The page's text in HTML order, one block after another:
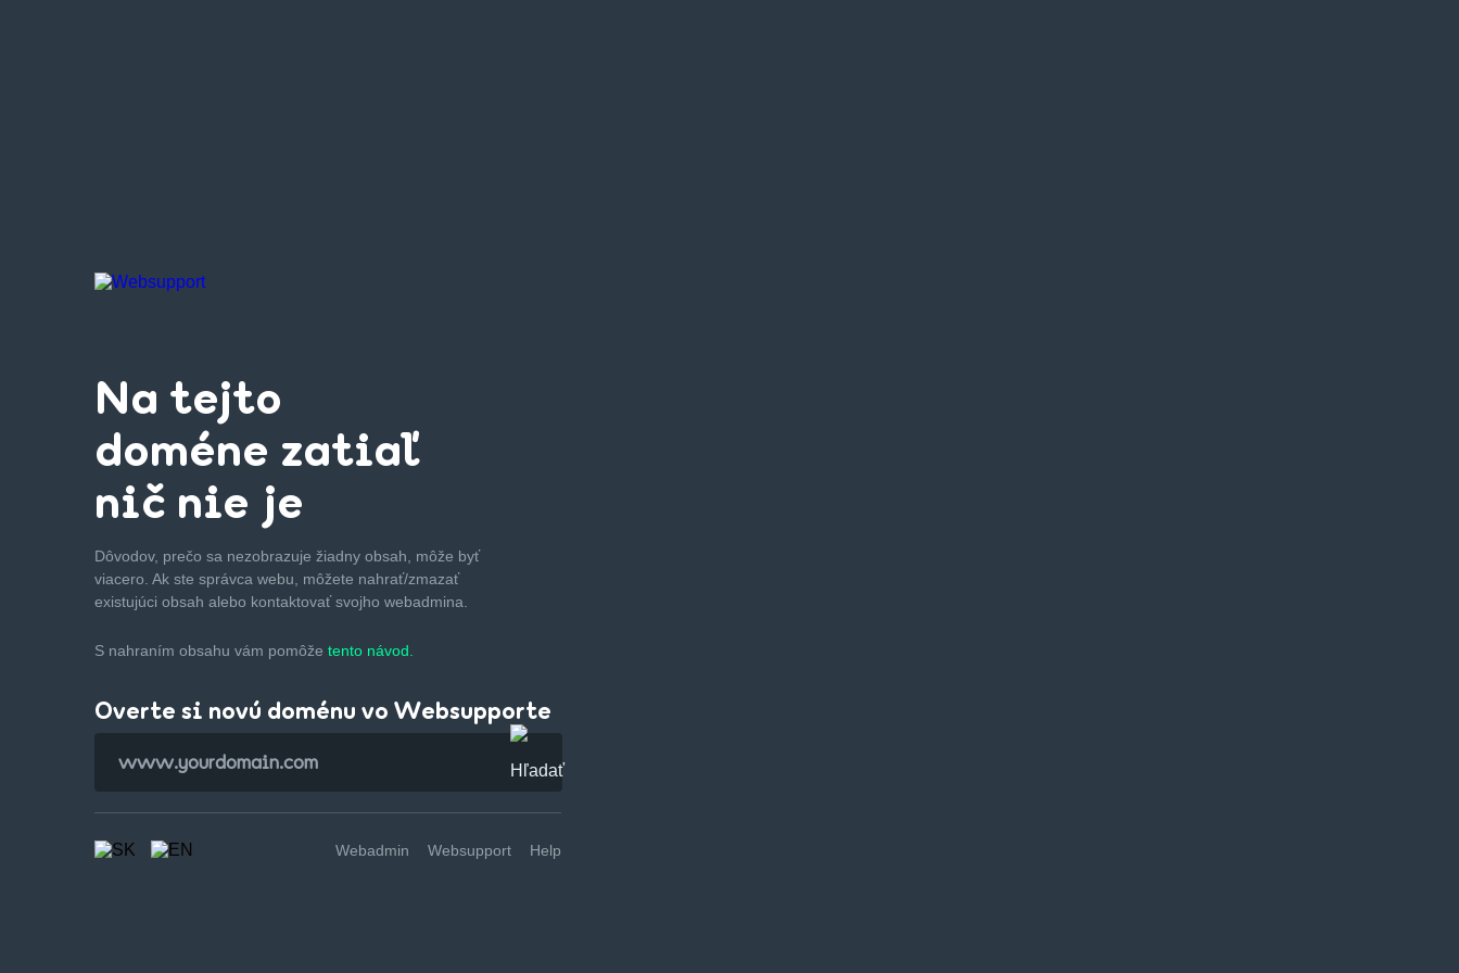
Na tejto
doméne zatiaľ
nič nie je
Dôvodov, prečo sa nezobrazuje žiadny obsah, môže byť
viacero. Ak ste správca webu, môžete nahrať/zmazať
existujúci obsah alebo kontaktovať svojho webadmina.
S nahraním obsahu vám pomôže tento návod.
Overte si novú doménu vo Websupporte
Webadmin Websupport Help